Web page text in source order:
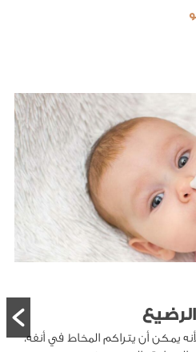
يمكن أن يتراكم المخاط في أنفه،